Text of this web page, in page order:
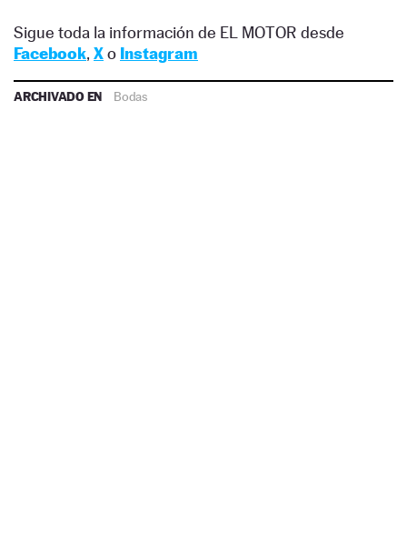
Sigue toda la información de EL MOTOR desde
Facebook, Xo Instagram
ARCHIVADO EN Bodas